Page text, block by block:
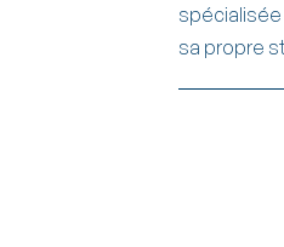
sa propre